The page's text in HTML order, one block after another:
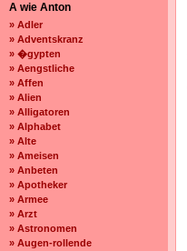
A wie Anton
» Adler
» Adventskranz
» �gypten
» Aengstliche
» Affen
» Alien
» Alligatoren
» Alphabet
» Alte
» Ameisen
» Anbeten
» Apotheker
» Armee
» Arzt
» Astronomen
» Augen-rollende